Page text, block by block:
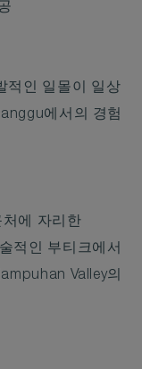
적인 일몰이 일상
에서의 경험
에 자리한
적인 부티크에서
Valley의